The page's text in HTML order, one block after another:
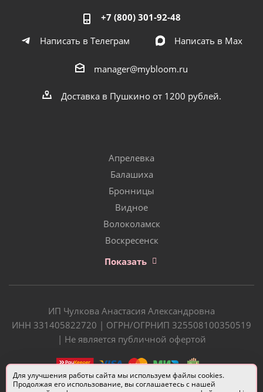
+7 (800) 301-92-48
Написать в Телеграм
Написать в Мах
manager@mybloom.ru
Доставка в Пушкино от 1200 рублей.
Апрелевка
Балашиха
Бронницы
Видное
Волоколамск
Воскресенск
Показать
ИП Чулкова Анастасия Александровна
ИНН 331405822720 | ОГРН/ОГРНИП 325508100350519
| Не является публичной офертой
Для улучшения работы сайта мы используем файлы cookies.
Продолжая его использование, вы соглашаетесь с нашей